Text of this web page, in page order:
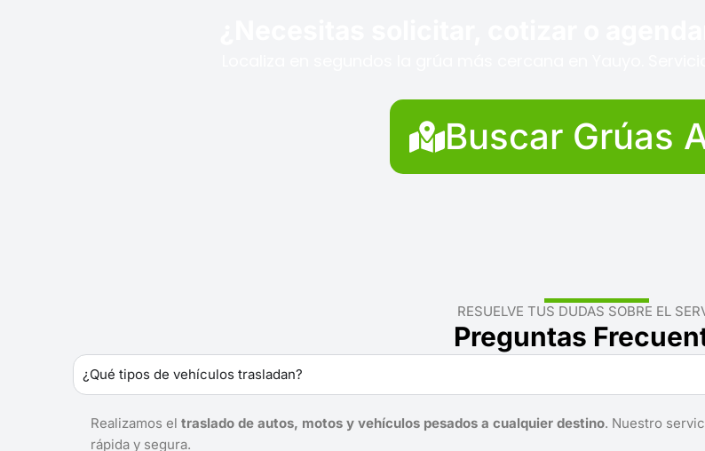
Buscar Grúas
RESUELVE TUS DUDAS SOBRE EL
Preguntas
¿Qué tipos de vehículos trasladan?
Realizamos el traslado de autos, motos y vehículos pesados a cualquier destino. Nuestro
rápida y segura.